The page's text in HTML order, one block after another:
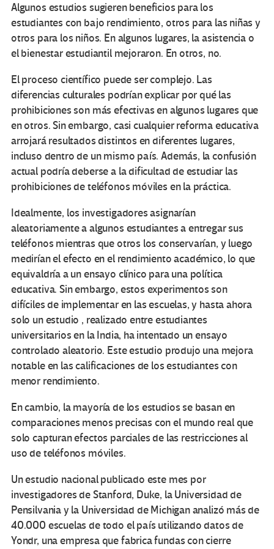
Algunos estudios sugieren beneficios para los
estudiantes con bajo rendimiento, otros para las niñas y
otros para los niños. En algunos lugares, la asistencia o
el bienestar estudiantil mejoraron. En otros, no.
El proceso científico puede ser complejo. Las
diferencias culturales podrían explicar por qué las
prohibiciones son más efectivas en algunos lugares que
en otros. Sin embargo, casi cualquier reforma educativa
arrojará resultados distintos en diferentes lugares,
incluso dentro de un mismo país. Además, la confusión
actual podría deberse a la dificultad de estudiar las
prohibiciones de teléfonos móviles en la práctica.
Idealmente, los investigadores asignarían
aleatoriamente a algunos estudiantes a entregar sus
teléfonos mientras que otros los conservarían, y luego
medirían el efecto en el rendimiento académico, lo que
equivaldría a un ensayo clínico para una política
educativa. Sin embargo, estos experimentos son
difíciles de implementar en las escuelas, y hasta ahora
solo un estudio , realizado entre estudiantes
universitarios en la India, ha intentado un ensayo
controlado aleatorio. Este estudio produjo una mejora
notable en las calificaciones de los estudiantes con
menor rendimiento.
En cambio, la mayoría de los estudios se basan en
comparaciones menos precisas con el mundo real que
solo capturan efectos parciales de las restricciones al
uso de teléfonos móviles.
Un estudio nacional publicado este mes por
investigadores de Stanford, Duke, la Universidad de
Pensilvania y la Universidad de Michigan analizó más de
40.000 escuelas de todo el país utilizando datos de
Yondr, una empresa que fabrica fundas con cierre